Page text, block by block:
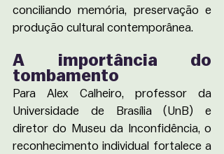
conciliando memória, preservação e
produção cultural contemporânea.
A importância do
tombamento
Para Alex Calheiro, professor da
Universidade de Brasília (UnB) e
diretor do Museu da Inconfidência, o
reconhecimento individual fortalece a